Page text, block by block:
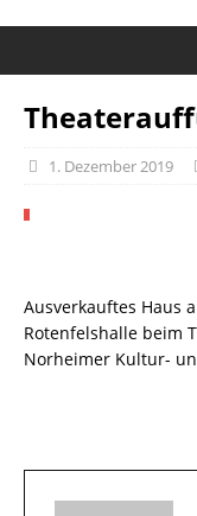
1. Dezember 2019
Ausverkauftes Haus
Rotenfelshalle beim
Norheimer Kultur-